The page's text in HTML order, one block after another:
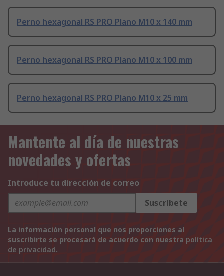
Perno hexagonal RS PRO Plano M10 x 140 mm
Perno hexagonal RS PRO Plano M10 x 100 mm
Perno hexagonal RS PRO Plano M10 x 25 mm
Mantente al día de nuestras
novedades y ofertas
Introduce tu dirección de correo
Suscríbete
La información personal que nos proporciones al
suscribirte se procesará de acuerdo con nuestra política
de privacidad.